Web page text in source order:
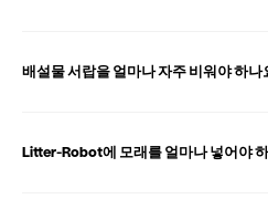
배설물 서랍을 얼마나 자주 비워야 하나
Litter-Robot에 모래를 얼마나 넣어야